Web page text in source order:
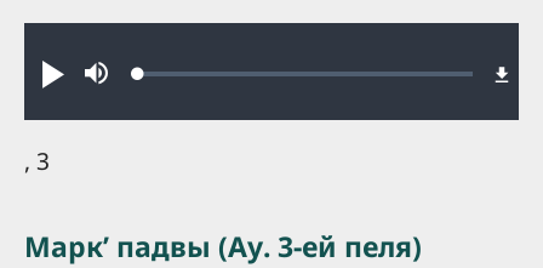
Play MuteLoaded:
, 3
Маркʼ падвы (Ау. 3-ей пеля)